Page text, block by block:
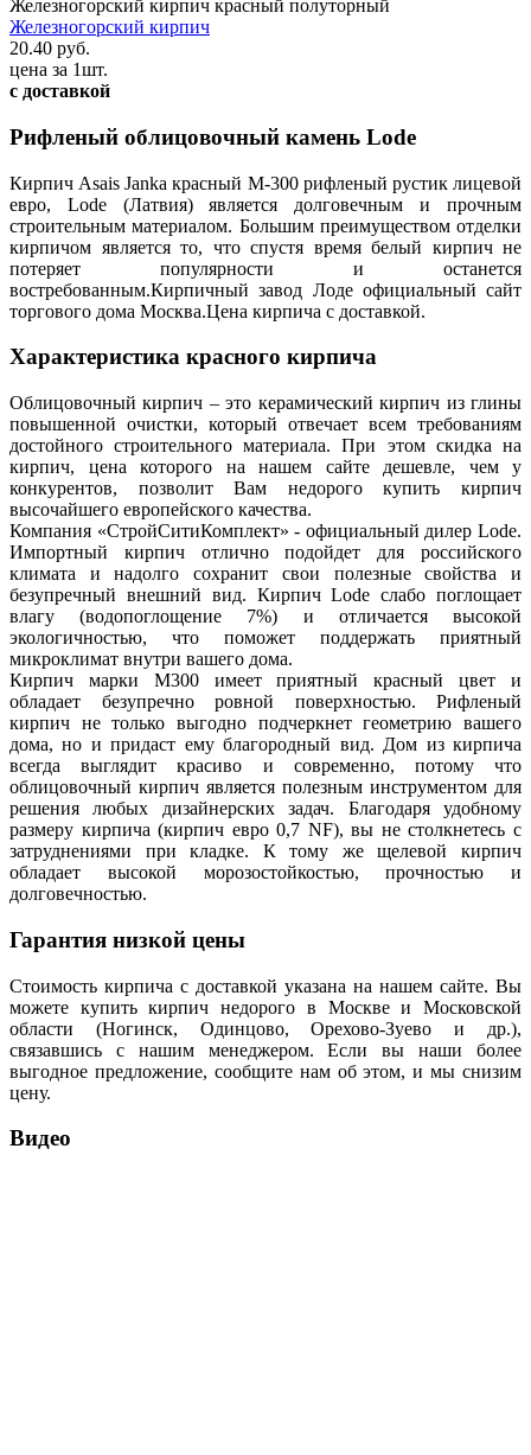
Железногорский кирпич красный полуторный
Железногорский кирпич
20.40 руб.
цена за 1шт.
с доставкой
Рифленый облицовочный камень Lode
Кирпич Asais Janka красный М-300 рифленый рустик лицевой
евро, Lode (Латвия) является долговечным и прочным
строительным материалом. Большим преимуществом отделки
кирпичом является то, что спустя время белый кирпич не
потеряет популярности и останется
востребованным.Кирпичный завод Лоде официальный сайт
торгового дома Москва.Цена кирпича с доставкой.
Характеристика красного кирпича
Облицовочный кирпич – это керамический кирпич из глины
повышенной очистки, который отвечает всем требованиям
достойного строительного материала. При этом скидка на
кирпич, цена которого на нашем сайте дешевле, чем у
конкурентов, позволит Вам недорого купить кирпич
высочайшего европейского качества.
Компания «СтройСитиКомплект» - официальный дилер Lode.
Импортный кирпич отлично подойдет для российского
климата и надолго сохранит свои полезные свойства и
безупречный внешний вид. Кирпич Lode слабо поглощает
влагу (водопоглощение 7%) и отличается высокой
экологичностью, что поможет поддержать приятный
микроклимат внутри вашего дома.
Кирпич марки М300 имеет приятный красный цвет и
обладает безупречно ровной поверхностью. Рифленый
кирпич не только выгодно подчеркнет геометрию вашего
дома, но и придаст ему благородный вид. Дом из кирпича
всегда выглядит красиво и современно, потому что
облицовочный кирпич является полезным инструментом для
решения любых дизайнерских задач. Благодаря удобному
размеру кирпича (кирпич евро 0,7 NF), вы не столкнетесь с
затруднениями при кладке. К тому же щелевой кирпич
обладает высокой морозостойкостью, прочностью и
долговечностью.
Гарантия низкой цены
Стоимость кирпича с доставкой указана на нашем сайте. Вы
можете купить кирпич недорого в Москве и Московской
области (Ногинск, Одинцово, Орехово-Зуево и др.),
связавшись с нашим менеджером. Если вы наши более
выгодное предложение, сообщите нам об этом, и мы снизим
цену.
Видео